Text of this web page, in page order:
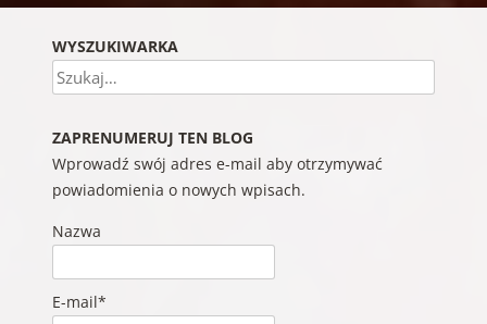
WYSZUKIWARKA
Szukaj
ZAPRENUMERUJ TEN BLOG
Wprowadź swój adres e-mail aby otrzymywać
powiadomienia o nowych wpisach.
Nazwa
E-mail*